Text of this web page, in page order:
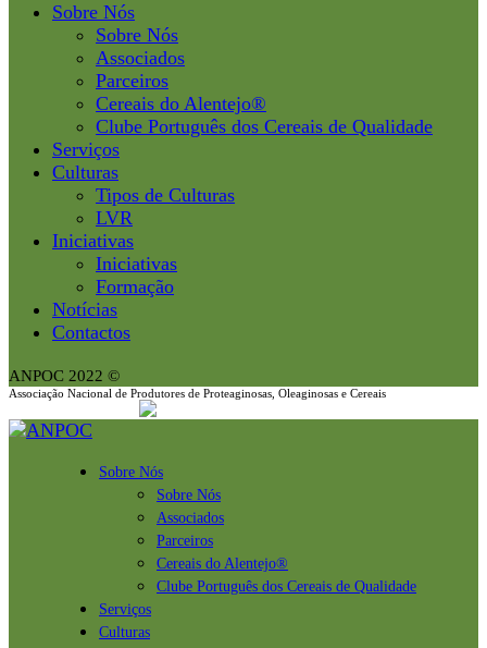
Sobre Nós
Sobre Nós
Associados
Parceiros
Cereais do Alentejo®
Clube Português dos Cereais de Qualidade
Serviços
Culturas
Tipos de Culturas
LVR
Iniciativas
Iniciativas
Formação
Notícias
Contactos
ANPOC 2022 ©
Associação Nacional de Produtores de Proteaginosas, Oleaginosas e Cereais
Sobre Nós
Sobre Nós
Associados
Parceiros
Cereais do Alentejo®
Clube Português dos Cereais de Qualidade
Serviços
Culturas